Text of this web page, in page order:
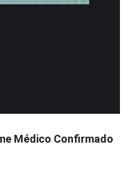
Médico Confirmado